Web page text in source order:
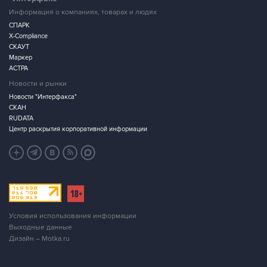
Информация о компаниях, товарах и людях
СПАРК
X-Compliance
СКАУТ
Маркер
АСТРА
Новости и рынки
Новости "Интерфакса"
СКАН
RUDATA
Центр раскрытия корпоративной информации
Условия использования информации
Выходные данные
Дизайн – Motka.ru